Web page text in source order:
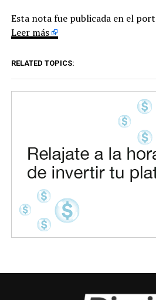
Esta nota fue publicada en el
Leer más
RELATED TOPICS: